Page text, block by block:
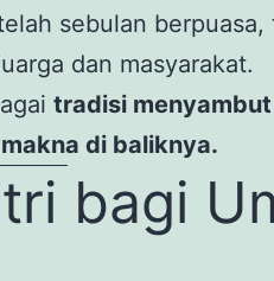
sebulan berpuasa,
dan masyarakat.
tradisi
di baliknya.
bagi